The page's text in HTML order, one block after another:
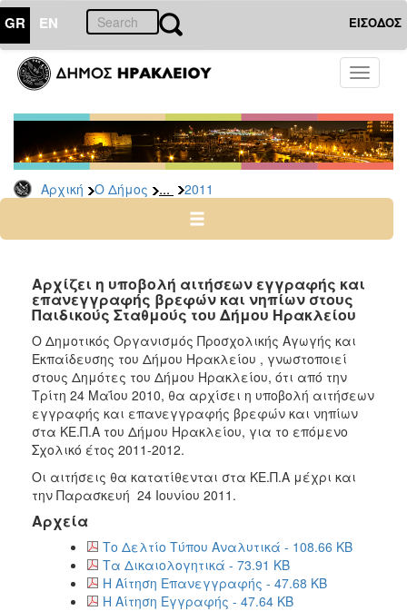
GR EN ΕΙΣΟΔΟΣ
Toggle
Αρχική Ο Δήμος ... 2011
ΔΗΜΟΣ
Δελτία
Τύπου
Αρχείο
2026
2024
2022
2020
2019
2018
2017
2015
2013
2012
2011
2010
Αρχίζει η υποβολή αιτήσεων εγγραφής και
επανεγγραφής βρεφών και νηπίων στους
Παιδικούς Σταθμούς του Δήμου Ηρακλείου
Ο Δημοτικός Οργανισμός Προσχολικής Αγωγής και
Εκπαίδευσης του Δήμου Ηρακλείου , γνωστοποιεί
στους Δημότες του Δήμου Ηρακλείου, ότι από την
Τρίτη 24 Μαΐου 2010, θα αρχίσει η υποβολή αιτήσεων
εγγραφής και επανεγγραφής βρεφών και νηπίων
στα ΚΕ.Π.Α του Δήμου Ηρακλείου, για το επόμενο
Σχολικό έτος 2011-2012.
Οι αιτήσεις θα κατατίθενται στα ΚΕ.Π.Α μέχρι και
την Παρασκευή 24 Ιουνίου 2011.
Αρχεία
Το Δελτίο Τύπου Αναλυτικά - 108.66 KB
Τα Δικαιολογητικά - 73.91 KB
Η Αίτηση Επανεγγραφής - 47.68 KB
Η Αίτηση Εγγραφής - 47.64 KB